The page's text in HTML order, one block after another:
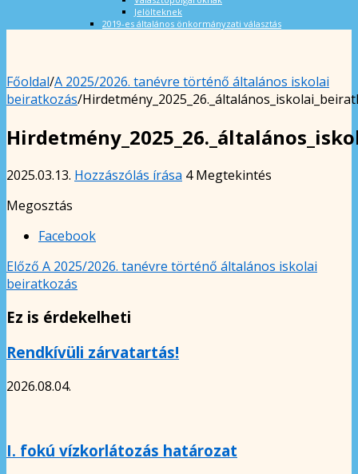
Jelölteknek
2019-es általános önkormányzati választás
Főoldal/A 2025/2026. tanévre történő általános iskolai
beiratkozás/
2025.03.13. Hozzászólás írása 4 Megtekintés
Megosztás
Facebook
Előző A 2025/2026. tanévre történő általános iskolai
beiratkozás
Ez is érdekelheti
Rendkívüli zárvatartás!
2026.08.04.
I. fokú vízkorlátozás határozat